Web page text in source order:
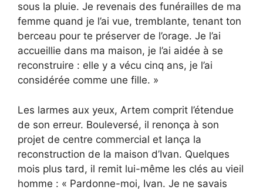
sous la pluie. Je revenais des funérailles de ma
femme quand je l’ai vue, tremblante, tenant ton
berceau pour te préserver de l’orage. Je l’ai
accueillie dans ma maison, je l’ai aidée à se
reconstruire : elle y a vécu cinq ans, je l’ai
considérée comme une fille. »
Les larmes aux yeux, Artem comprit l’étendue
de son erreur. Bouleversé, il renonça à son
projet de centre commercial et lança la
reconstruction de la maison d’Ivan. Quelques
mois plus tard, il remit lui-même les clés au vieil
homme : « Pardonne-moi, Ivan. Je ne savais